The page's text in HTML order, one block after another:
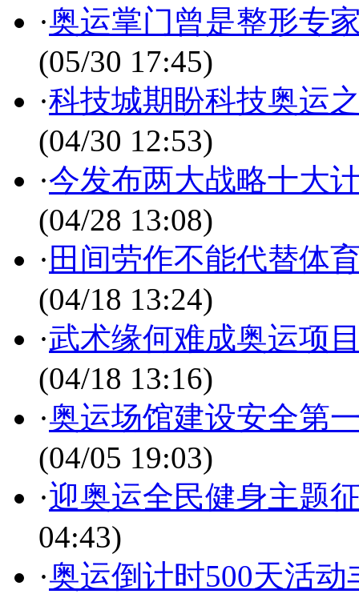
·奥运掌门曾是整形专
(05/30 17:45)
·科技城期盼科技奥运
(04/30 12:53)
·今发布两大战略十大
(04/28 13:08)
· 田间劳作不能代替体
(04/18 13:24)
·武术缘何难成奥运项
(04/18 13:16)
·奥运场馆建设安全第
(04/05 19:03)
·迎奥运全民健身主题
04:43)
·奥运倒计时500天活